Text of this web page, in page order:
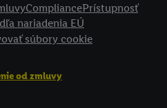
CompliancePrístupnosť
nariadenia EÚ
súbory cookie
od zmluvy